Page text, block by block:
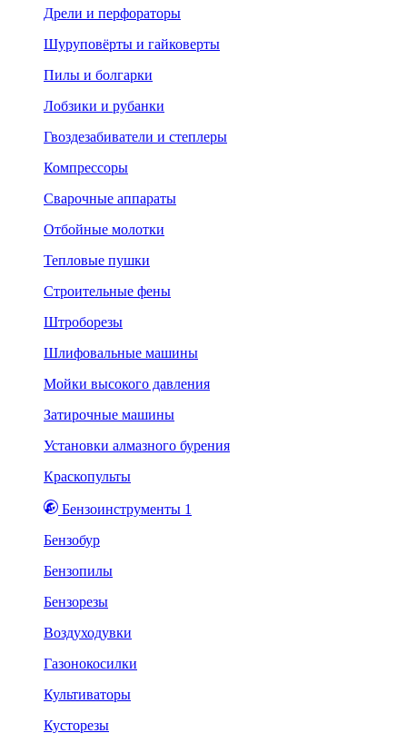
Дрели и перфораторы
Шуруповёрты и гайковерты
Пилы и болгарки
Лобзики и рубанки
Гвоздезабиватели и степлеры
Компрессоры
Сварочные аппараты
Отбойные молотки
Тепловые пушки
Строительные фены
Штроборезы
Шлифовальные машины
Мойки высокого давления
Затирочные машины
Установки алмазного бурения
Краскопульты
Бензоинструменты 1
Бензобур
Бензопилы
Бензорезы
Воздуходувки
Газонокосилки
Культиваторы
Кусторезы